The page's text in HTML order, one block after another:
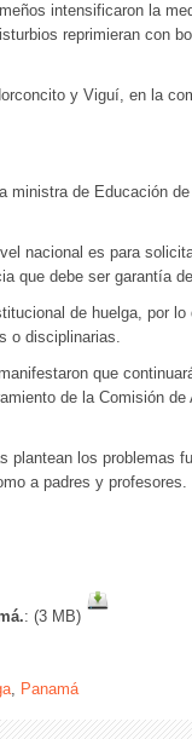
intensificaron la
reprimieran con
y Viguí, en la
ministra de Educación
nacional es para
que debe ser garantía
de huelga, por
o disciplinarias.
que
de la Comisión
plantean los problemas
a padres y profesores.
: (3 MB)
, Panamá